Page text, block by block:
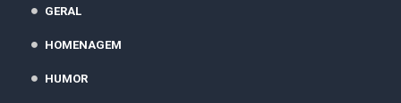
GERAL
HOMENAGEM
HUMOR